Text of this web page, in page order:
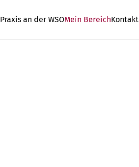
Praxis an der WSOMein BereichKontakt